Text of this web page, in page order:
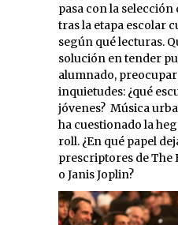
pasa con la
tras la etapa escolar
según qué lecturas.
solución en tender
alumnado,
inquietudes: ¿qué
jóvenes? Música
ha cuestionado la
roll. ¿En qué papel
prescriptores de The
o Janis Joplin?